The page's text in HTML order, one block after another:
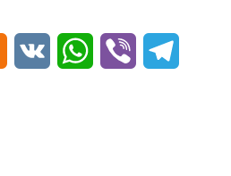
Odnoklassniki
VK WhatsApp
Viber